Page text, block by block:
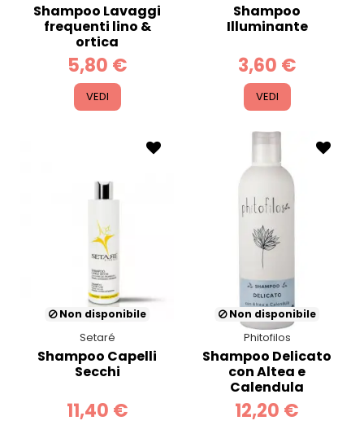
Shampoo Lavaggi
frequenti lino &
ortica
5,80 €
VEDI
Shampoo
Illuminante
3,60 €
VEDI
Non disponibile
Setaré
Shampoo Capelli
Secchi
11,40 €
Non disponibile
Phitofilos
Shampoo Delicato
con Altea e
Calendula
12,20 €